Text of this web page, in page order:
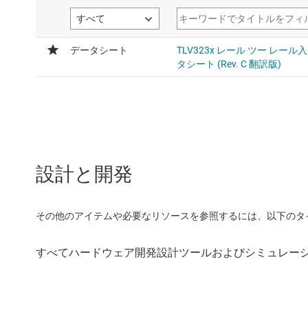
設計と開発
その他のアイテムや必要なリソースを参照するには、以下の